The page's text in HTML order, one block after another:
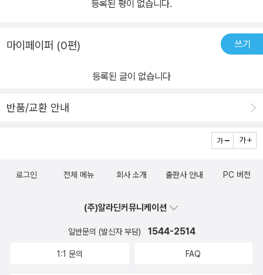
마다 그 비행기가 추락 사고를 당하는 비극을 감미롭게 상상하는가
널린 아저씨’라는 점을 자각하고 좌절한다. 집안에서 사시사철 웃통
나가면 느릿느릿 걷기만 하는 남편에게 답답함을 느끼고, 새벽에 술
않아 했더니 실망시키는 일을 피하기 위해 남편은 그후 모든 선물을
번잡함을 빼앗아 결과적으로 ‘그의 관심을 덜 받는 데에만’ 성공했음
을 깨닫는다. 어느 날 밤은 ‘성적 불일치’로 야기된 부부싸움의 구슬픈
나고 남겨진 사람이 살아가야만 하는 일상의 풍경을 상상하며 아득해
등록된 평이 없습니다.
마이페이퍼 (0편) 쓰기
등록된 글이 없습니다
반품/교환 안내
로그인 전체 메뉴 회사 소개 출판사 안내 PC 버전
(주)알라딘커뮤니케이션
일반문의 (발신자 부담) 1544-2514
1:1 문의 FAQ